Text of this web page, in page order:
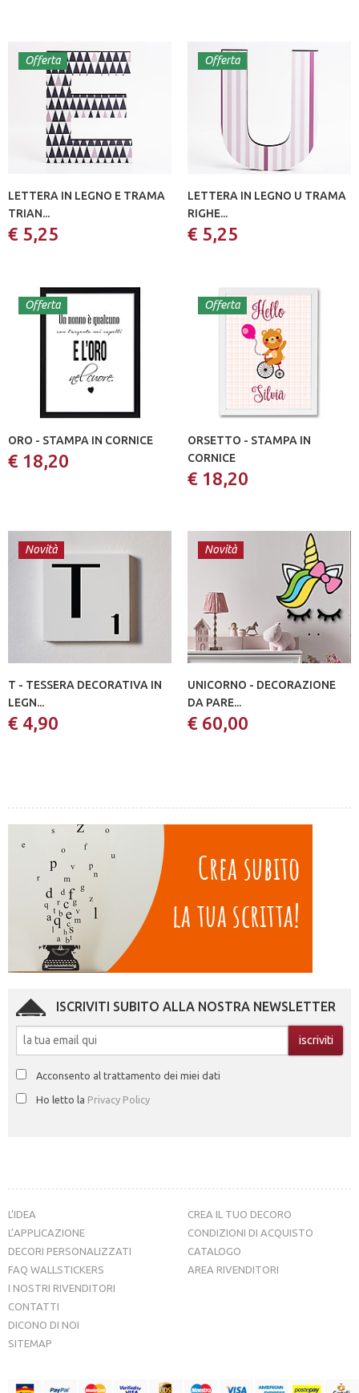
Offerta
LETTERA IN LEGNO E TRAMA
TRIAN...
€ 5,25
Offerta
LETTERA IN LEGNO U TRAMA
RIGHE...
€ 5,25
Offerta
ORO - STAMPA IN CORNICE
€ 18,20
Offerta
ORSETTO - STAMPA IN
CORNICE
€ 18,20
Novità
T - TESSERA DECORATIVA IN
LEGN...
€ 4,90
Novità
UNICORNO - DECORAZIONE
DA PARE...
€ 60,00
ISCRIVITI SUBITO ALLA NOSTRA NEWSLETTER
Acconsento al trattamento dei miei dati
Ho letto la Privacy Policy
L’IDEA
L’APPLICAZIONE
DECORI PERSONALIZZATI
FAQ WALLSTICKERS
CREA IL TUO DECORO
CONDIZIONI DI ACQUISTO
CATALOGO
AREA RIVENDITORI
I NOSTRI RIVENDITORI
CONTATTI
DICONO DI NOI
SITEMAP